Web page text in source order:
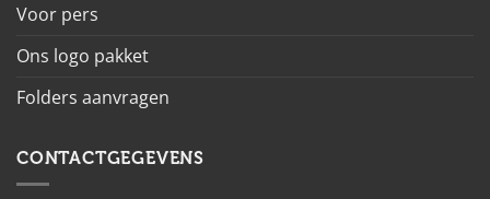
Voor pers
Ons logo pakket
Folders aanvragen
CONTACTGEGEVENS